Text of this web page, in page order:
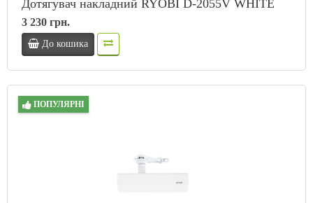
Дотягувач накладний RYOBI D-2055V WHITE
3 230 грн.
До кошика
ПОПУЛЯРНІ